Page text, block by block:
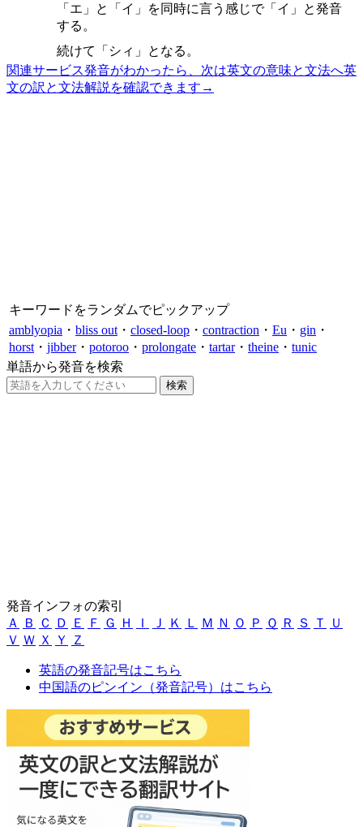
「エ」と「イ」を同時に言う感じで「イ」と発音
する。
続けて「シィ」となる。
関連サービス発音がわかったら、次は英文の意味と文法へ英
文の訳と文法解説を確認できます →
キーワードをランダムでピックアップ
amblyopia ・ bliss out ・ closed-loop ・ contraction ・ Eu ・ gin ・
horst ・ jibber・ potoroo ・ prolongate ・ tartar・ theine ・ tunic
単語から発音を検索
発音インフォの索引
Ａ
Ｂ Ｃ Ｄ Ｅ Ｆ Ｇ Ｈ Ｉ Ｊ Ｋ Ｌ Ｍ Ｎ Ｏ Ｐ Ｑ Ｒ Ｓ Ｔ
Ｕ
Ｖ Ｗ Ｘ Ｙ Ｚ
英語の発音記号はこちら
中国語のピンイン（発音記号）はこちら